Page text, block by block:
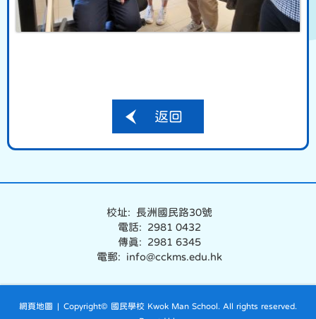
返回
校址: 長洲國民路30號
電話: 2981 0432
傳真: 2981 6345
電郵: info@cckms.edu.hk
網頁地圖 | Copyright© 國民學校 Kwok Man School. All rights reserved.